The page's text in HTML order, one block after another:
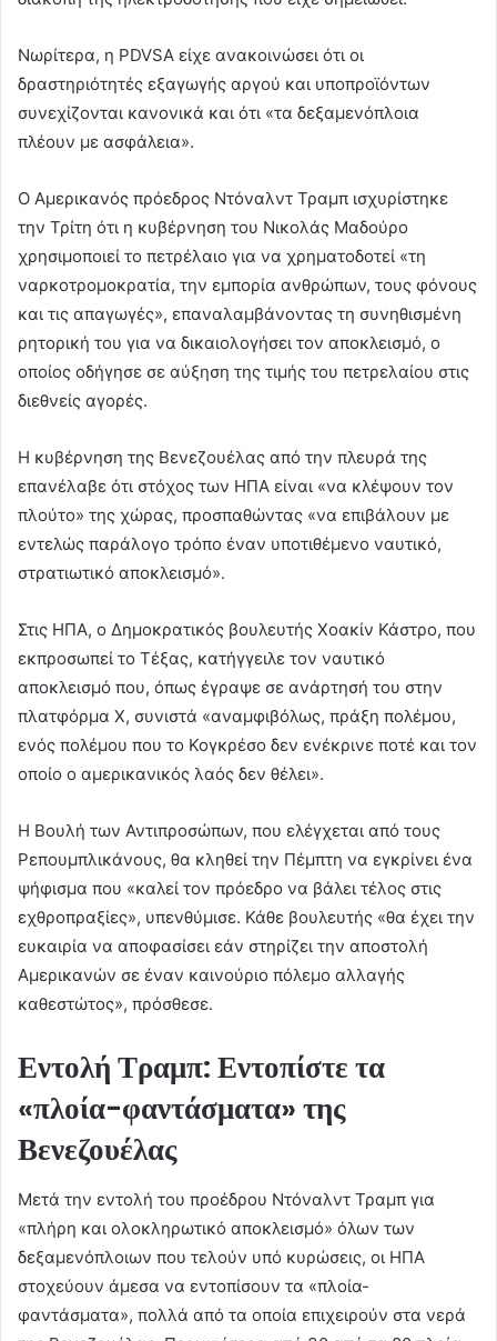
Νωρίτερα, η PDVSA είχε ανακοινώσει ότι οι
δραστηριότητές εξαγωγής αργού και υποπροϊόντων
συνεχίζονται κανονικά και ότι «τα δεξαμενόπλοια
πλέουν με ασφάλεια».
Ο Αμερικανός πρόεδρος Ντόναλντ Τραμπ ισχυρίστηκε
την Τρίτη ότι η κυβέρνηση του Νικολάς Μαδούρο
χρησιμοποιεί το πετρέλαιο για να χρηματοδοτεί «τη
ναρκοτρομοκρατία, την εμπορία ανθρώπων, τους φόνους
και τις απαγωγές», επαναλαμβάνοντας τη συνηθισμένη
ρητορική του για να δικαιολογήσει τον αποκλεισμό, ο
οποίος οδήγησε σε αύξηση της τιμής του πετρελαίου στις
διεθνείς αγορές.
Η κυβέρνηση της Βενεζουέλας από την πλευρά της
επανέλαβε ότι στόχος των ΗΠΑ είναι «να κλέψουν τον
πλούτο» της χώρας, προσπαθώντας «να επιβάλουν με
εντελώς παράλογο τρόπο έναν υποτιθέμενο ναυτικό,
στρατιωτικό αποκλεισμό».
Στις ΗΠΑ, ο Δημοκρατικός βουλευτής Χοακίν Κάστρο, που
εκπροσωπεί το Τέξας, κατήγγειλε τον ναυτικό
αποκλεισμό που, όπως έγραψε σε ανάρτησή του στην
πλατφόρμα Χ, συνιστά «αναμφιβόλως, πράξη πολέμου,
ενός πολέμου που το Κογκρέσο δεν ενέκρινε ποτέ και τον
οποίο ο αμερικανικός λαός δεν θέλει».
Η Βουλή των Αντιπροσώπων, που ελέγχεται από τους
Ρεπουμπλικάνους, θα κληθεί την Πέμπτη να εγκρίνει ένα
ψήφισμα που «καλεί τον πρόεδρο να βάλει τέλος στις
εχθροπραξίες», υπενθύμισε. Κάθε βουλευτής «θα έχει την
ευκαιρία να αποφασίσει εάν στηρίζει την αποστολή
Αμερικανών σε έναν καινούριο πόλεμο αλλαγής
καθεστώτος», πρόσθεσε.
Εντολή Τραμπ: Εντοπίστε τα
«πλοία-φαντάσματα» της
Βενεζουέλας
Μετά την εντολή του προέδρου Ντόναλντ Τραμπ για
«πλήρη και ολοκληρωτικό αποκλεισμό» όλων των
δεξαμενόπλοιων που τελούν υπό κυρώσεις, οι ΗΠΑ
στοχεύουν άμεσα να εντοπίσουν τα «πλοία-
φαντάσματα», πολλά από τα οποία επιχειρούν στα νερά